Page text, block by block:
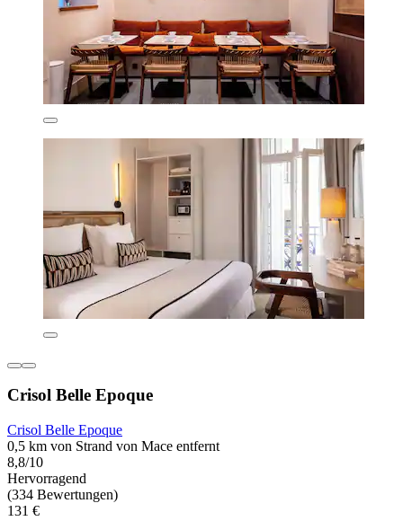
Crisol Belle Epoque
Crisol Belle Epoque
0,5 km von Strand von Mace entfernt
8,8/10
Hervorragend
(334 Bewertungen)
131 €